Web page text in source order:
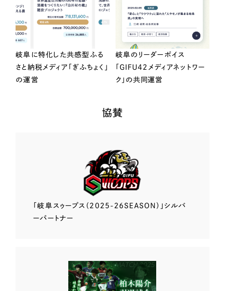
岐阜に特化した共感型ふる
さと納税メディア「ぎふちょく」
の運営
岐阜のリーダーボイス
「GIFU42メディアネットワー
ク」の共同運営
協賛
「岐阜スゥープス （2025-26SEASON）」 シルバ
ーパートナー